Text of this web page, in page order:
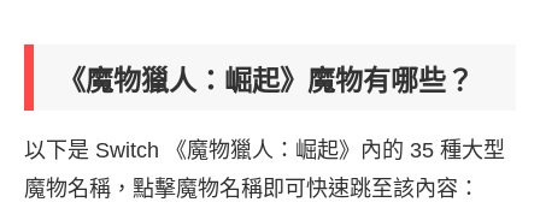
《魔物獵人：崛起》魔物有哪些？
以下是 Switch 《魔物獵人：崛起》內的 35 種大型
魔物名稱，點擊魔物名稱即可快速跳至該內容：